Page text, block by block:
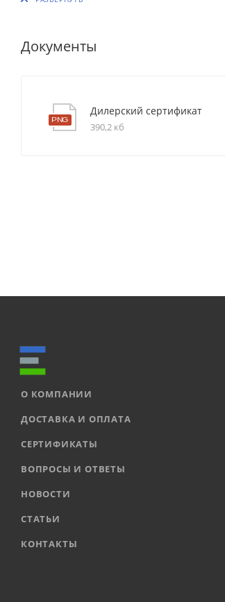
Документы
Дилерский сертификат
390,2 кб
О КОМПАНИИ
ДОСТАВКА И ОПЛАТА
СЕРТИФИКАТЫ
ВОПРОСЫ И ОТВЕТЫ
НОВОСТИ
СТАТЬИ
КОНТАКТЫ